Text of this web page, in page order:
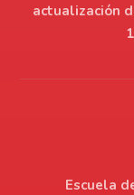
actualización
Escuela